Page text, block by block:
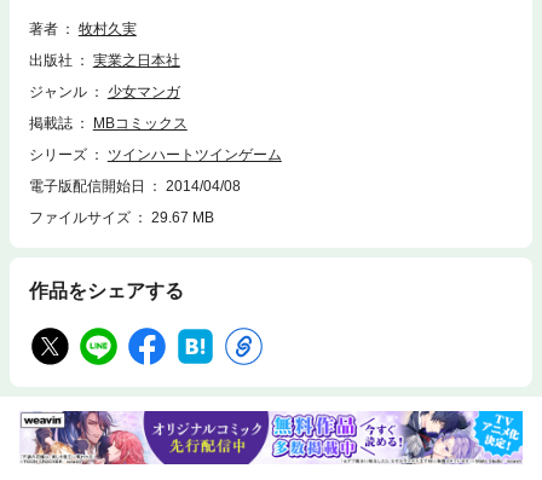
著者
牧村久実
出版社
実業之日本社
ジャンル
少女マンガ
掲載誌
MBコミックス
シリーズ
ツインハートツインゲーム
電子版配信開始日
2014/04/08
ファイルサイズ
29.67 MB
作品をシェアする